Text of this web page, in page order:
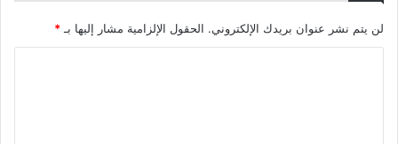
لن يتم نشر عنوان بريدك الإلكتروني. الحقول الإلزامية مشار إليها بـ *